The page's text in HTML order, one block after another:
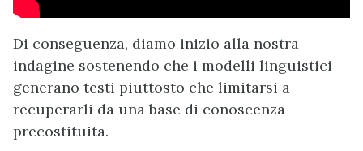
Di conseguenza, diamo inizio alla nostra
indagine sostenendo che i modelli linguistici
generano testi piuttosto che limitarsi a
recuperarli da una base di conoscenza
precostituita.